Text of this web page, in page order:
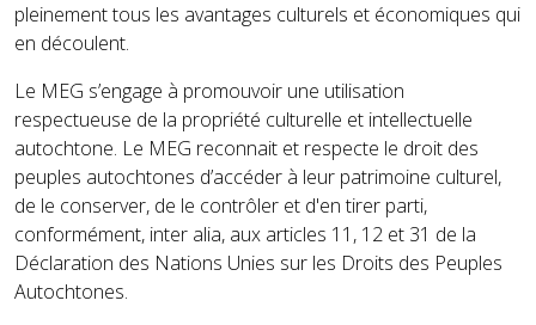
pleinement tous les avantages culturels et économiques qui
en découlent.
Le MEG s’engage à promouvoir une utilisation
respectueuse de la propriété culturelle et intellectuelle
autochtone. Le MEG reconnait et respecte le droit des
peuples autochtones d’accéder à leur patrimoine culturel,
de le conserver, de le contrôler et d'en tirer parti,
conformément, inter alia, aux articles 11, 12 et 31 de la
Déclaration des Nations Unies sur les Droits des Peuples
Autochtones.